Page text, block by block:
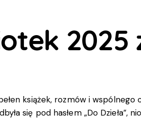
2025
książek, rozmów i
się pod hasłem „Do Dzieła”,